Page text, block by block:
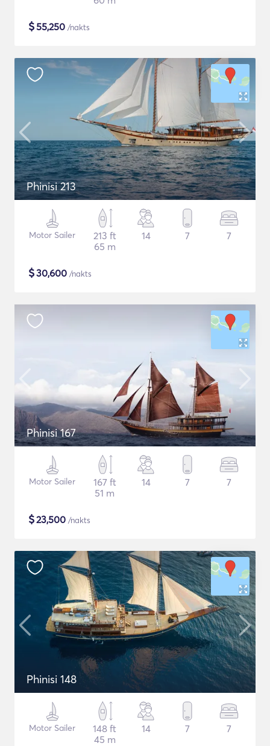
$55,250 /nakts
Phinisi 213
Motor Sailer
213 ft
65 m
14 7 7
$30,600 /nakts
Phinisi 167
Motor Sailer
167 ft
51 m
14 7 7
$23,500 /nakts
Phinisi 148
Motor Sailer
148 ft
45 m
14 7 7